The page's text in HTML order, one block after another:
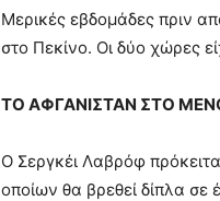
Μερικές εβδομάδες πριν
στο Πεκίνο. Οι δύο χώρες
ΤΟ ΑΦΓΑΝΙΣΤΑΝ ΣΤΟ
Ο Σεργκέι Λαβρόφ
οποίων θα βρεθεί δίπλα